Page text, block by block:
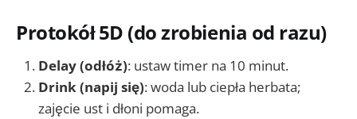
Protokół 5D (do zrobienia od razu)
Delay (odłóż): ustaw timer na 10 minut.
Drink (napij się): woda lub ciepła herbata;
zajęcie ust i dłoni pomaga.